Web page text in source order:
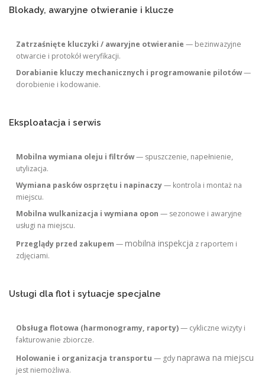
Blokady, awaryjne otwieranie i klucze
Zatrzaśnięte kluczyki / awaryjne otwieranie — bezinwazyjne
otwarcie i protokół weryfikacji.
Dorabianie kluczy mechanicznych i programowanie pilotów—
dorobienie i kodowanie.
Eksploatacja i serwis
Mobilna wymiana oleju i filtrów— spuszczenie, napełnienie,
utylizacja.
Wymiana pasków osprzętu i napinaczy— kontrola i montaż na
miejscu.
Mobilna wulkanizacja i wymiana opon — sezonowe i awaryjne
usługi na miejscu.
Przeglądy przed zakupem —mobilna inspekcja z raportem i
zdjęciami.
Usługi dla flot i sytuacje specjalne
Obsługa flotowa (harmonogramy, raporty)— cykliczne wizyty i
fakturowanie zbiorcze.
Holowanie i organizacja transportu — gdynaprawa na miejscu
jest niemożliwa.